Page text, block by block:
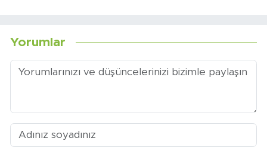
Yorumlar